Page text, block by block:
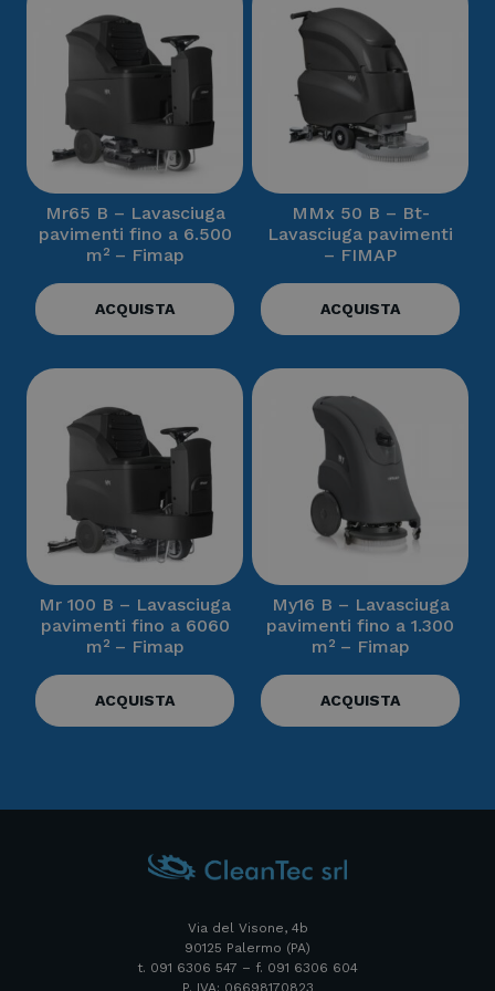
Mr65 B – Lavasciuga
pavimenti fino a 6.500
m² – Fimap
ACQUISTA
MMx 50 B – Bt-
Lavasciuga pavimenti
– FIMAP
ACQUISTA
Mr 100 B – Lavasciuga
pavimenti fino a 6060
m² – Fimap
ACQUISTA
My16 B – Lavasciuga
pavimenti fino a 1.300
m² – Fimap
ACQUISTA
Via del Visone, 4b
90125 Palermo (PA)
t. 091 6306 547 – f. 091 6306 604
P. IVA: 06698170823